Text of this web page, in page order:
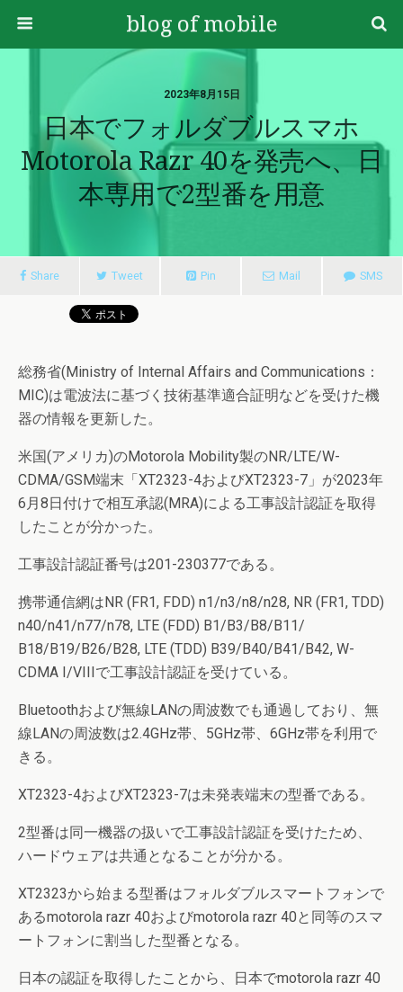
blog of mobile
2023年8月15日
日本でフォルダブルスマホ
Motorola Razr 40を発売へ、日
本専用で2型番を用意
Share Tweet Pin Mail SMS
総務省(Ministry of Internal Affairs and Communications：
MIC)は電波法に基づく技術基準適合証明などを受けた機
器の情報を更新した。
米国(アメリカ)のMotorola Mobility製のNR/LTE/W-
CDMA/GSM端末「XT2323-4およびXT2323-7」が2023年
6月8日付けで相互承認(MRA)による工事設計認証を取得
したことが分かった。
工事設計認証番号は201-230377である。
携帯通信網はNR (FR1, FDD) n1/n3/n8/n28, NR (FR1, TDD)
n40/n41/n77/n78, LTE (FDD) B1/B3/B8/B11/
B18/B19/B26/B28, LTE (TDD) B39/B40/B41/B42, W-
CDMA I/VIIIで工事設計認証を受けている。
Bluetoothおよび無線LANの周波数でも通過しており、無
線LANの周波数は2.4GHz帯、5GHz帯、6GHz帯を利用で
きる。
XT2323-4およびXT2323-7は未発表端末の型番である。
2型番は同一機器の扱いで工事設計認証を受けたため、
ハードウェアは共通となることが分かる。
XT2323から始まる型番はフォルダブルスマートフォンで
あるmotorola razr 40およびmotorola razr 40と同等のスマ
ートフォンに割当した型番となる。
日本の認証を取得したことから、日本でmotorola razr 40